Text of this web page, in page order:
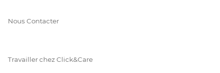
Nous Contacter
Travailler chez Click&Care